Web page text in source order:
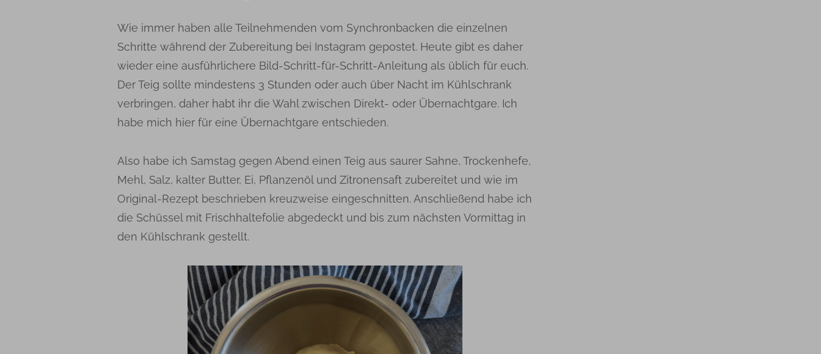
Wie immer haben alle Teilnehmenden vom Synchronbacken die einzelnen
Schritte während der Zubereitung bei Instagram gepostet. Heute gibt es daher
wieder eine ausführlichere Bild-Schritt-für-Schritt-Anleitung als üblich für euch.
Der Teig sollte mindestens 3 Stunden oder auch über Nacht im Kühlschrank
verbringen, daher habt ihr die Wahl zwischen Direkt- oder Übernachtgare. Ich
habe mich hier für eine Übernachtgare entschieden.
Also habe ich Samstag gegen Abend einen Teig aus saurer Sahne, Trockenhefe,
Mehl, Salz, kalter Butter, Ei, Pflanzenöl und Zitronensaft zubereitet und wie im
Original-Rezept beschrieben kreuzweise eingeschnitten. Anschließend habe ich
die Schüssel mit Frischhaltefolie abgedeckt und bis zum nächsten Vormittag in
den Kühlschrank gestellt.